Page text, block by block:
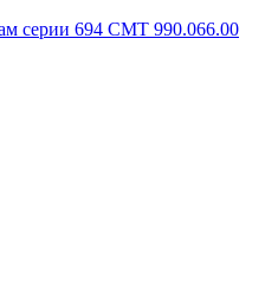
серии 694 CMT 990.066.00